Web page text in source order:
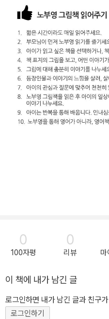
0
100자평
0
리뷰 마
이 책에 내가 남긴 글
로그인하면 내가 남긴 글과 친구
로그인하기